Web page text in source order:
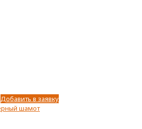
Добавить в заявку